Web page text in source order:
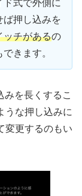
ド式で外側に
ば押し込みを
ッチがあるの
きます。
みを長くするこ
うな押し込みに
変更するのもい